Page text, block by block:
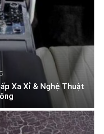
Xa Xỉ & Nghệ Thuật